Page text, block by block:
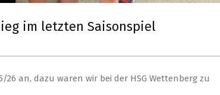
im letzten Saisonspiel
26 an, dazu waren wir bei der HSG Wettenberg zu